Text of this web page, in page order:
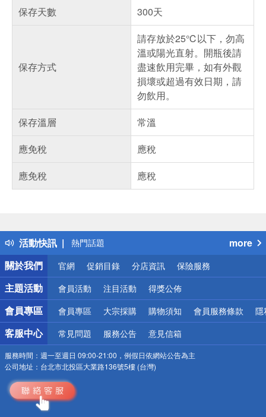
保存天數
300天
保存方式
請存放於25℃以下，勿高
溫或陽光直射。開瓶後請
盡速飲用完畢，如有外觀
損壞或超過有效日期，請
勿飲用。
保存溫層
常溫
應免稅
應稅
應免稅
應稅
活動快訊
得獎公告
熱門話題
銀行優惠
偏遠地區配送
詐騙網頁！請小心！
more
關於我們
官網 促銷目錄 分店資訊 保險服務
主題活動 會員活動 注目活動 得獎公佈
會員專區 會員專區 大宗採購 購物須知 會員服務條款 隱
客服中心 常見問題 服務公告 意見信箱
服務時間： 週一至週日 09:00-21:00，例假日依網站公告為主
公司地址： 台北市北投區大業路136號5樓 (台灣)